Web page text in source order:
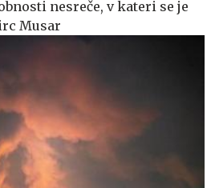
nesreče, v kateri se je
Musar